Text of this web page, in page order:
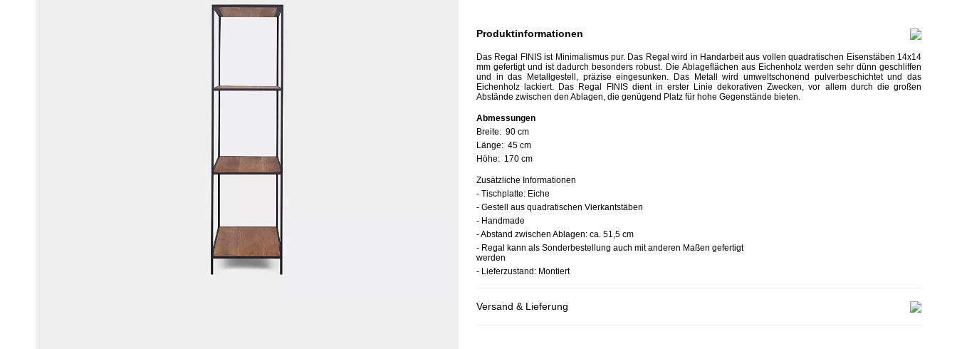
Produktinformationen
Das Regal FINIS ist Minimalismus pur. Das Regal wird in Handarbeit aus vollen quadratischen Eisenstäben 14x14
mm gefertigt und ist dadurch besonders robust. Die Ablageflächen aus Eichenholz werden sehr dünn geschliffen
und in das Metallgestell, präzise eingesunken. Das Metall wird umweltschonend pulverbeschichtet und das
Eichenholz lackiert. Das Regal FINIS dient in erster Linie dekorativen Zwecken, vor allem durch die großen
Abstände zwischen den Ablagen, die genügend Platz für hohe Gegenstände bieten.
Abmessungen
Breite: 90 cm
Länge: 45 cm
Höhe: 170 cm
Zusätzliche Informationen
- Tischplatte: Eiche
- Gestell aus quadratischen Vierkantstäben
- Handmade
- Abstand zwischen Ablagen: ca. 51,5 cm
- Regal kann als Sonderbestellung auch mit anderen Maßen gefertigt
werden
- Lieferzustand: Montiert
Versand & Lieferung